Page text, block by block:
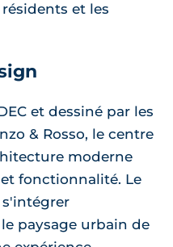
et les
et dessiné par les
& Rosso, le centre
moderne
fonctionnalité. Le
paysage urbain de